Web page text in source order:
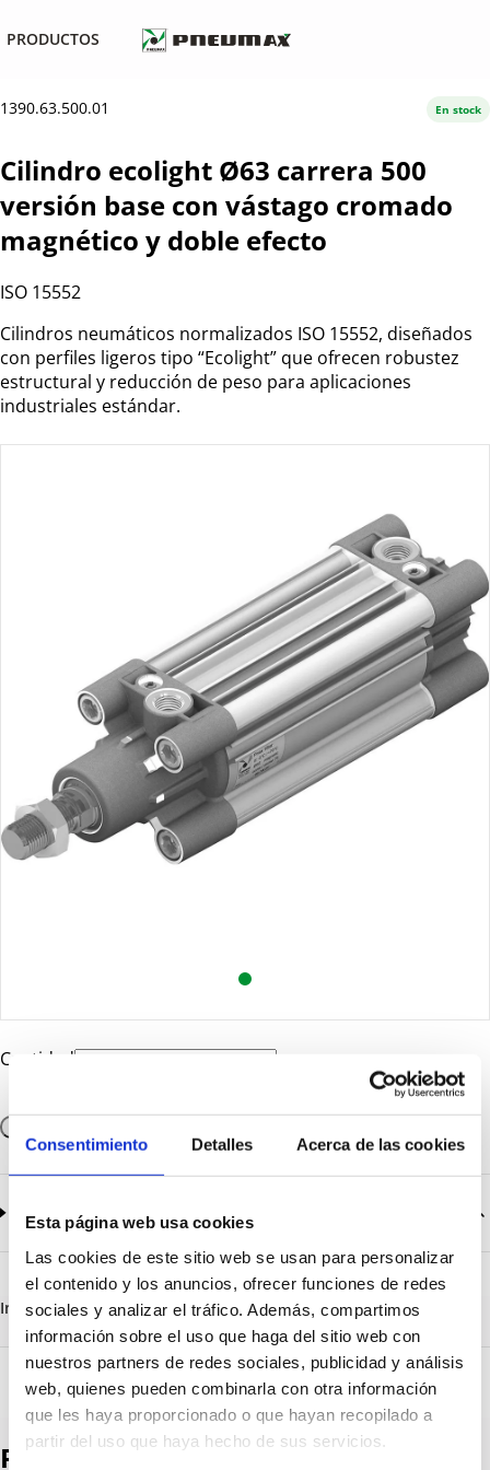
Consentimiento Detalles Acerca de las cookies
Esta página web usa cookies
Las cookies de este sitio web se usan para personalizar
el contenido y los anuncios, ofrecer funciones de redes
sociales y analizar el tráfico. Además, compartimos
información sobre el uso que haga del sitio web con
nuestros partners de redes sociales, publicidad y análisis
web, quienes pueden combinarla con otra información
que les haya proporcionado o que hayan recopilado a
partir del uso que haya hecho de sus servicios.
PRODUCTOS
1390.63.500.01
Cilindro ecolight Ø63 carrera 500
versión base con vástago cromado
magnético y doble efecto
ISO 15552
Cilindros neumáticos normalizados ISO 15552, diseñados
con perfiles ligeros tipo “Ecolight” que ofrecen robustez
estructural y reducción de peso para aplicaciones
industriales estándar.
En stock
Cantidad
Documentación
CatalogoGeneral-EN.pdf
Descargar
Serie_Ecolight_1390-1391-1392.pdf
Descargar
Información destacada Detalles técnicosVista 3D
Productos destacados